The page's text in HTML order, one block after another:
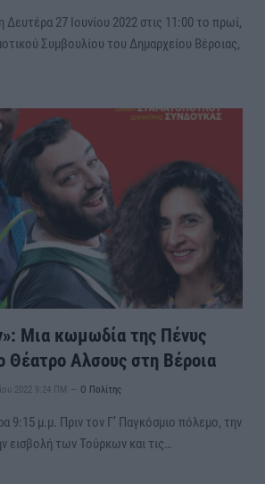
27 Ιουνίου 2022 στις 11:00 το πρωί,
Συμβουλίου του Δημαρχείου Βέροιας,
Μια κωμωδία της Πένυς
Θέατρο Αλσους στη Βέροια
2022 9:24 ΠΜ Ο Πολίτης
9:15 μ.μ. Πριν τον Γ’ Παγκόσμιο πόλεμο, την
εισβολή των Τούρκων και τις…